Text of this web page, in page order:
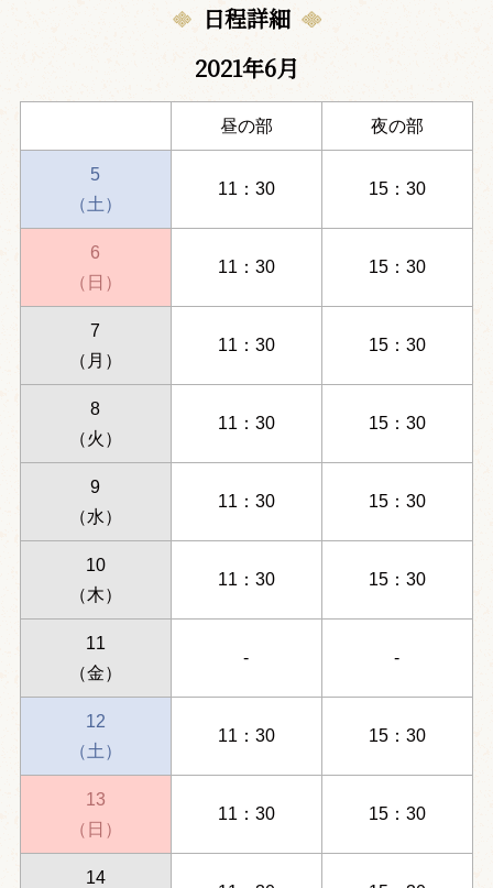
日程詳細
2021年6月
昼の部 夜の部
5
（土）
11：30 15：30
6
（日）
11：30 15：30
7
（月）
11：30 15：30
8
（火）
11：30 15：30
9
（水）
11：30 15：30
10
（木）
11：30 15：30
11
（金）
- -
12
（土）
11：30 15：30
13
（日）
11：30 15：30
14